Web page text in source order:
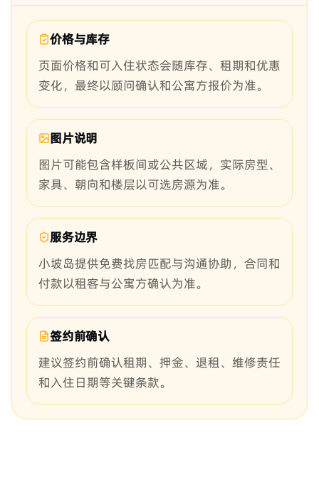
价格与库存
页面价格和可入住状态会随库存、租期和优惠
变化，最终以顾问确认和公寓方报价为准。
图片说明
图片可能包含样板间或公共区域，实际房型、
家具、朝向和楼层以可选房源为准。
服务边界
小坡岛提供免费找房匹配与沟通协助，合同和
付款以租客与公寓方确认为准。
签约前确认
建议签约前确认租期、押金、退租、维修责任
和入住日期等关键条款。